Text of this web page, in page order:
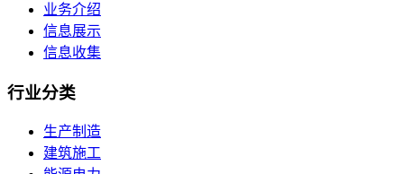
业务介绍
信息展示
信息收集
行业分类
生产制造
建筑施工